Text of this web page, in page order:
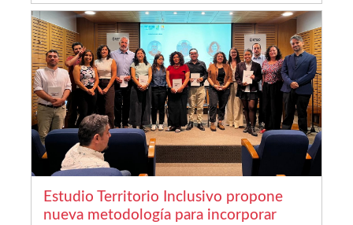
Estudio Territorio Inclusivo propone
nueva metodología para incorporar